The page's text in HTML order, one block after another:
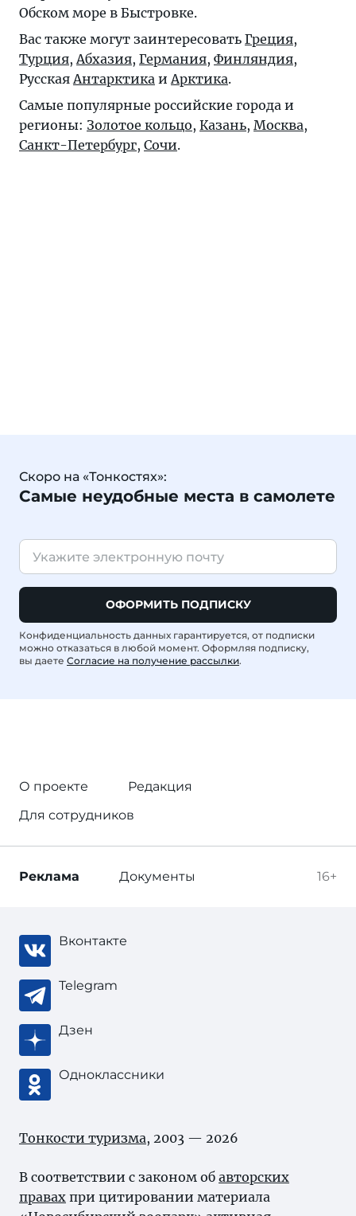
Обском море в Быстровке.
Вас также могут заинтересовать Греция,
Турция,Абхазия, Германия, Финляндия,
РусскаяАнтарктика иАрктика.
Самые популярные российские города и
регионы: Золотое кольцо, Казань, Москва,
Санкт-Петербург, Сочи.
Скоро на «Тонкостях»:
Самые неудобные места в самолете
ОФОРМИТЬ ПОДПИСКУ
Конфиденциальность данных гарантируется, от подписки
можно отказаться в любой момент. Оформляя подписку,
вы даете Согласие на получение рассылки.
О проекте
Редакция
Для сотрудников
16+
Реклама Документы
Вконтакте
Telegram
Дзен
Одноклассники
Тонкости туризма, 2003 — 2026
В соответствии с законом об авторских
правах при цитировании материала